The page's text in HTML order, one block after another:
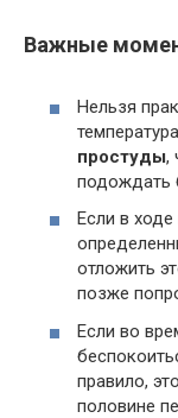
Важные
Нельзя
простуды,
подождать
Если в
отложить
позже
Если во
правило,
половине